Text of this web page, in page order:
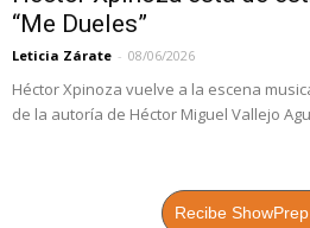
“Me Dueles”
Leticia Zárate - 08/06/2026
Héctor Xpinoza vuelve a la escena
de la autoría de Héctor Miguel Vallejo
Recibe